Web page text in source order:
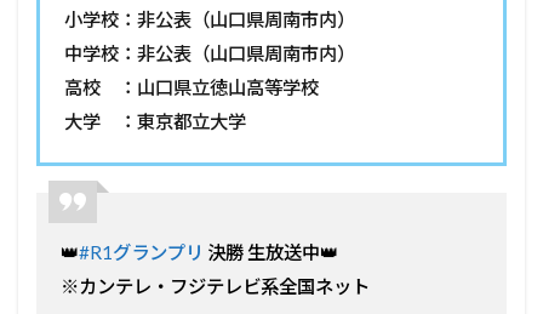
小学校：非公表（山口県周南市内）
中学校：非公表（山口県周南市内）
高校 ：山口県立徳山高等学校
大学 ：東京都立大学
👑#R1グランプリ 決勝 生放送中👑
※カンテレ・フジテレビ系全国ネット